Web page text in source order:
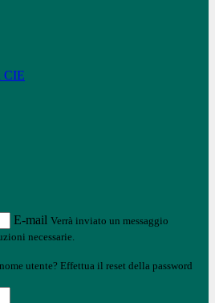
CIE
E-mail Verrà inviato un messaggio
necessarie.
utente? Effettua il reset della password